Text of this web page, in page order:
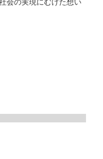
会の実現にむけた想い